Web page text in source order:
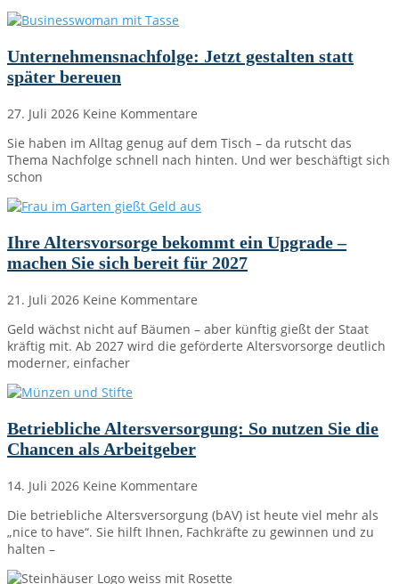
Unternehmensnachfolge: Jetzt gestalten statt
später bereuen
27. Juli 2026 Keine Kommentare
Sie haben im Alltag genug auf dem Tisch – da rutscht das
Thema Nachfolge schnell nach hinten. Und wer beschäftigt sich
schon
Ihre Altersvorsorge bekommt ein Upgrade –
machen Sie sich bereit für 2027
21. Juli 2026 Keine Kommentare
Geld wächst nicht auf Bäumen – aber künftig gießt der Staat
kräftig mit. Ab 2027 wird die geförderte Altersvorsorge deutlich
moderner, einfacher
Betriebliche Altersversorgung: So nutzen Sie die
Chancen als Arbeitgeber
14. Juli 2026 Keine Kommentare
Die betriebliche Altersversorgung (bAV) ist heute viel mehr als
„nice to have“. Sie hilft Ihnen, Fachkräfte zu gewinnen und zu
halten –